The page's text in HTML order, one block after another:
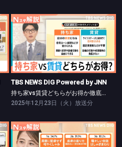
TBS NEWS DIG Powered by JNN
持ち家vs賃貸どちらがお得か徹底検証【Nスタ】
TBS NEWS DIG Powered by JNN
持ち家vs賃貸どちらがお得か徹底検証【Nスタ】
2025年12月23日（火）放送分